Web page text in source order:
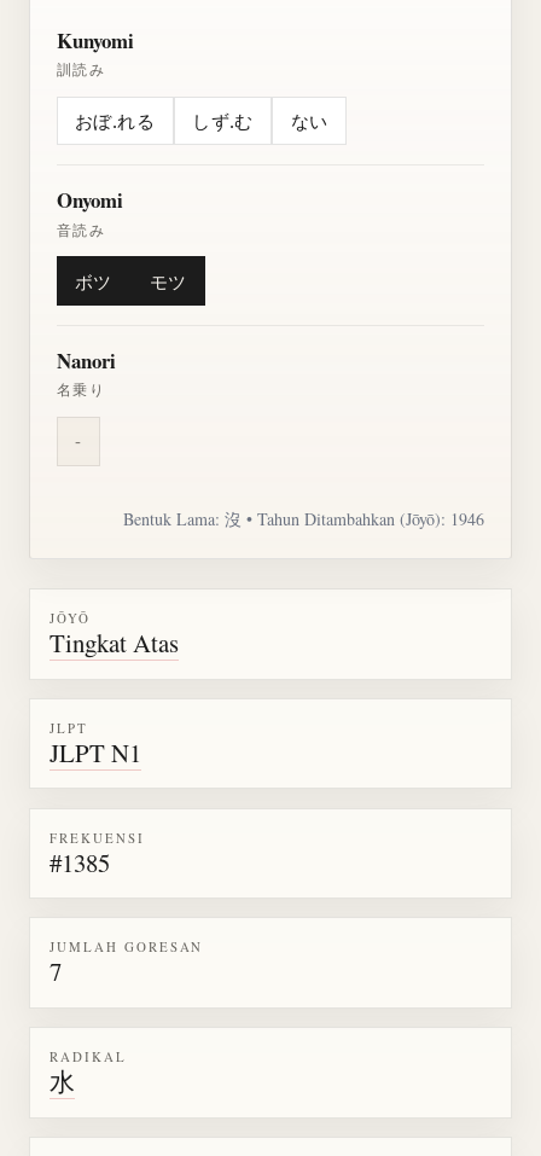
Kunyomi
訓読み
おぼ.れる しず.む ない
Onyomi
音読み
ボツ モツ
Nanori
名乗り
-
Bentuk Lama: 沒 • Tahun Ditambahkan (Jōyō): 1946
JŌYŌ
Tingkat Atas
JLPT
JLPT N1
FREKUENSI
#1385
JUMLAH GORESAN
7
RADIKAL
水